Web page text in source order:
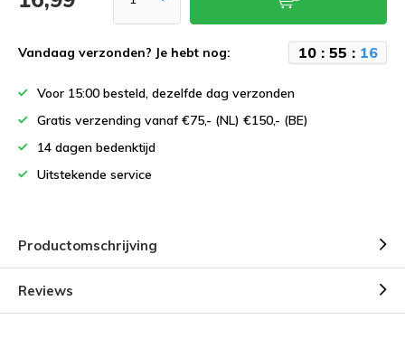
Vandaag verzonden? Je hebt nog: 10: 55 : 16
Voor 15:00 besteld, dezelfde dag verzonden
Gratis verzending vanaf €75,- (NL) €150,- (BE)
14 dagen bedenktijd
Uitstekende service
Productomschrijving
Reviews